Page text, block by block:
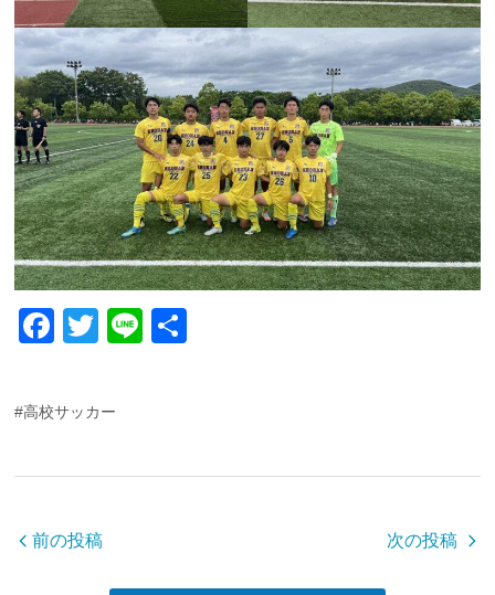
F
c
e
b
o
T
Li
#高校サッカー
前の投稿 次の投稿